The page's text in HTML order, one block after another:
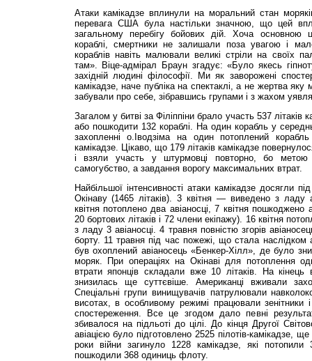
Атаки камікадзе вплинули на моральний стан
перевага США була настільки значною, що цей
загальному перебігу бойових дій. Хоча основною
кораблі, смертники не залишали поза увагою і
кораблів навіть малювали великі стріли на своїх
там». Віце-адмірал Браун згадує: «Було якесь
західній людині філософії. Ми як заворожені
камікадзе, наче публіка на спектаклі, а не жертва
забували про себе, зібравшись групами і з жахом
Загалом у битві за Філіппіни брало участь 537 літаків
або пошкодити 132 кораблі. На один корабль у
захопленні о.Іводзіма на один потоплений
камікадзе. Цікаво, що 179 літаків камікадзе
і взяли участь у штурмовці повторно, бо
самогубство, а завдання ворогу максимальних втрат.
Найбільшої інтенсивності атаки камікадзе досягли
Окінаву (1465 літаків). 3 квітня — виведено з ладу
квітня потоплено два авіаносці, 7 квітня пошкоджено
20 бортових літаків і 72 члени екіпажу). 16 квітня
з ладу 3 авіаносці. 4 травня повністю згорів
борту. 11 травня під час пожежі, що стала наслідком
був охоплений авіаносець «Бенкер-Хілл», де було
моряк. При операціях на Окінаві для потоплення
втрати японців складали вже 10 літаків. На кінець
знизилась ще суттєвіше. Американці вживали
Спеціальні групи винищувачів патрулювали
висотах, в особливому режимі працювали зенітники і
спостереження. Все це згодом дало певні
збивалося на підльоті до цілі. До кінця Другої
авіацією було підготовлено 2525 пілотів-камікадзе,
роки війни загинуло 1228 камікадзе, які потопили
пошкодили 368 одиниць флоту.